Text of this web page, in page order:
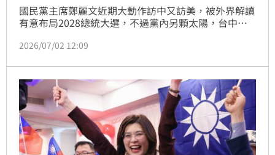
國民黨主席鄭麗文近期大動作訪中又訪美，被外界解讀
有意布局2028總統大選，不過黨內另顆太陽，台中市
燕有意拉攏韓國瑜結盟，抗衡鄭麗文的親中立場，等年
選辦公室。
2026/07/02 12:09